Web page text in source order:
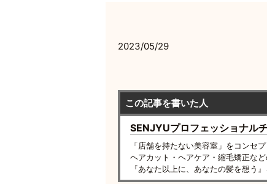
2023/05/29
この記事を書いた人
SENJYUプロフェッショナル
「店舗を持たない美容室」をコンセ
ヘアカット・ヘアケア・縮毛矯正な
『あなた以上に、あなたの髪を想う